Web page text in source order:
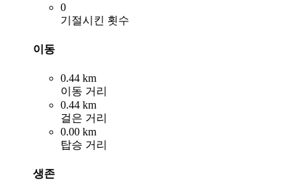
0
기절시킨 횟수
이동
0.44 km
이동 거리
0.44 km
걸은 거리
0.00 km
탑승 거리
생존